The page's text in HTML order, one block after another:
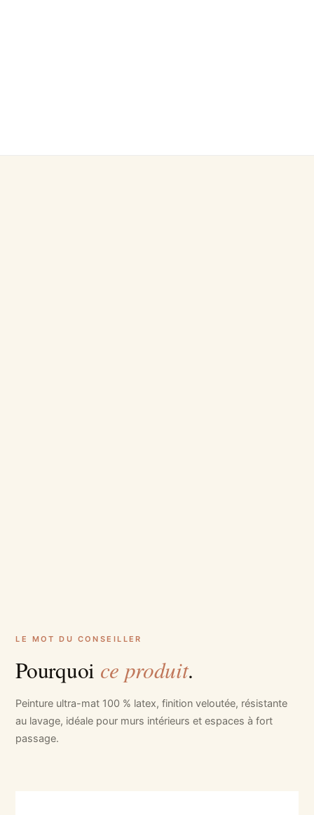
LE MOT DU CONSEILLER
Pourquoi ce produit.
Peinture ultra-mat 100 % latex, finition veloutée, résistante
au lavage, idéale pour murs intérieurs et espaces à fort
passage.